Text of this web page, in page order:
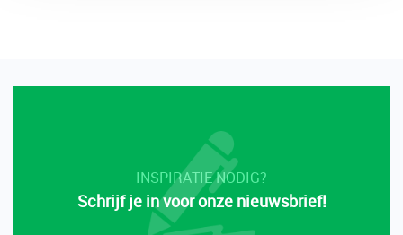
INSPIRATIE NODIG?
Schrijf je in voor onze nieuwsbrief!